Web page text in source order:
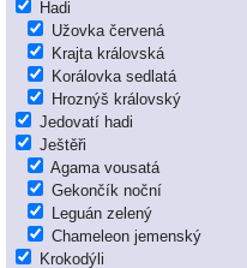
Hadi
Užovka červená
Krajta královská
Korálovka sedlatá
Hroznýš královský
Jedovatí hadi
Ještěři
Agama vousatá
Gekončík noční
Leguán zelený
Chameleon jemenský
Krokodýli